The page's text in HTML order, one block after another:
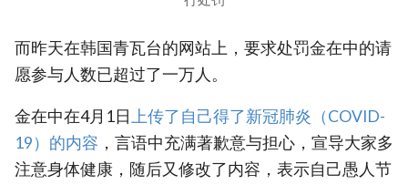
而昨天在韩国青瓦台的网站上，要求处罚金在中的请
愿参与人数已超过了一万人。
金在中在4月1日上传了自己得了新冠肺炎（COVID-
19）的内容 ，言语中充满著歉意与担心，宣导大家多
注意身体健康，随后又修改了内容，表示自己愚人节